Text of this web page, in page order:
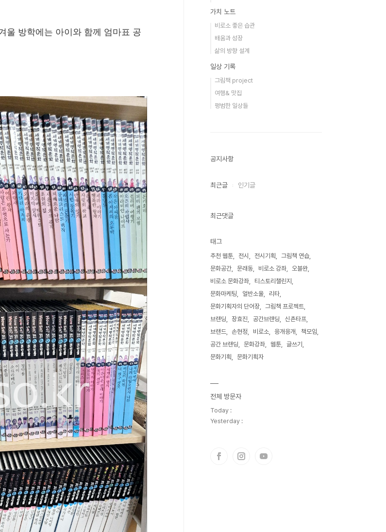
울 방학에는 아이와 함께 엄마표 공
가치 노트
비로소 좋은 습관
배움과 성장
삶의 방향 설계
일상 기록
그림책 project
여행& 맛집
평범한 일상들
공지사항
최근글 인기글
최근댓글
태그
추천 웹툰 전시 전시기획
그림책 연습
문화공간
문래동 비로소 강좌
오블완
비로소 문화강좌
티스토리챌린지
문화마케팅
얼반소울
리타
문화기획자의 단어장
그림책 프로젝트
브랜딩
장효진 공간브랜딩
신촌타프
브랜드
손현정 비로소 응개응개
책모임
공간 브랜딩
문화강좌 웹툰
글쓰기
문화기획
문화기획자
전체 방문자
Today :
Yesterday :